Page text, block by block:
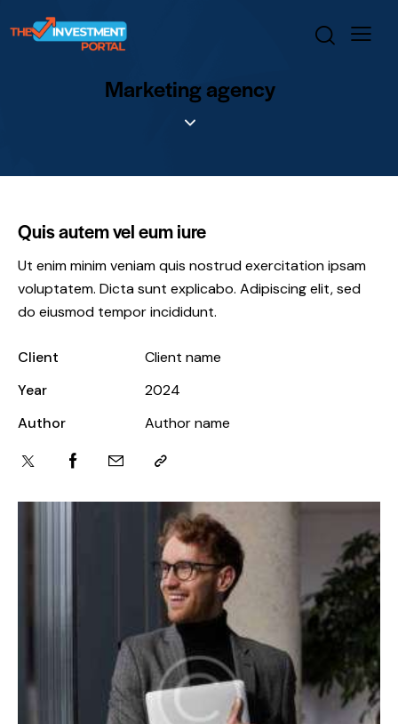
Marketing agency
Quis autem vel eum iure
Ut enim minim veniam quis nostrud exercitation ipsam
voluptatem. Dicta sunt explicabo. Adipiscing elit, sed
do eiusmod tempor incididunt.
Client
Client name
Year
2024
Author
Author name